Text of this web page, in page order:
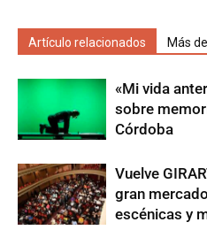
Artículo relacionados Más
«Mi vida
sobre
Córdoba
Vuelve
gran
escénicas y